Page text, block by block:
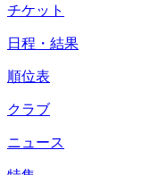
チケット
日程・結果
順位表
クラブ
ニュース